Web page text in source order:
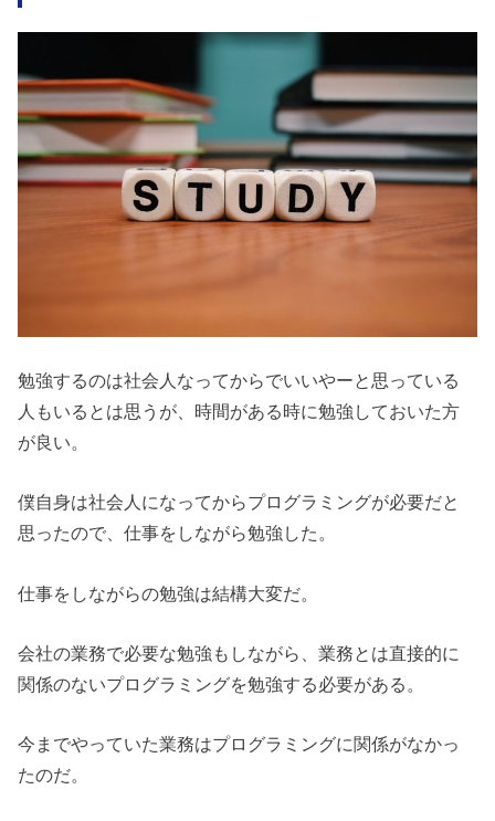
勉強するのは社会人なってからでいいやーと思っている
人もいるとは思うが、時間がある時に勉強しておいた方
が良い。
僕自身は社会人になってからプログラミングが必要だと
思ったので、仕事をしながら勉強した。
仕事をしながらの勉強は結構大変だ。
会社の業務で必要な勉強もしながら、業務とは直接的に
関係のないプログラミングを勉強する必要がある。
今までやっていた業務はプログラミングに関係がなかっ
たのだ。